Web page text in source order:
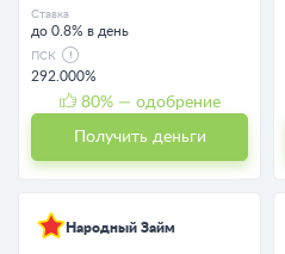
Ставка
до 0.8% в день
ПСК
292.000%
80% — одобрение
Получить деньги
Народный Займ